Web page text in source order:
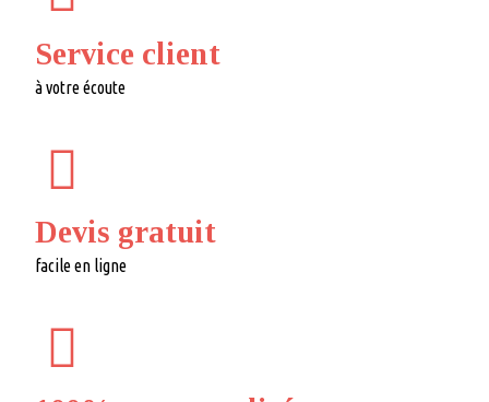
Service client
à votre écoute
Devis gratuit
facile en ligne